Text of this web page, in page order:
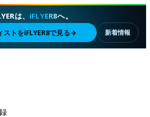
は、 iFLYER8へ。
ストをiFLYER8で見る→ 新着情報